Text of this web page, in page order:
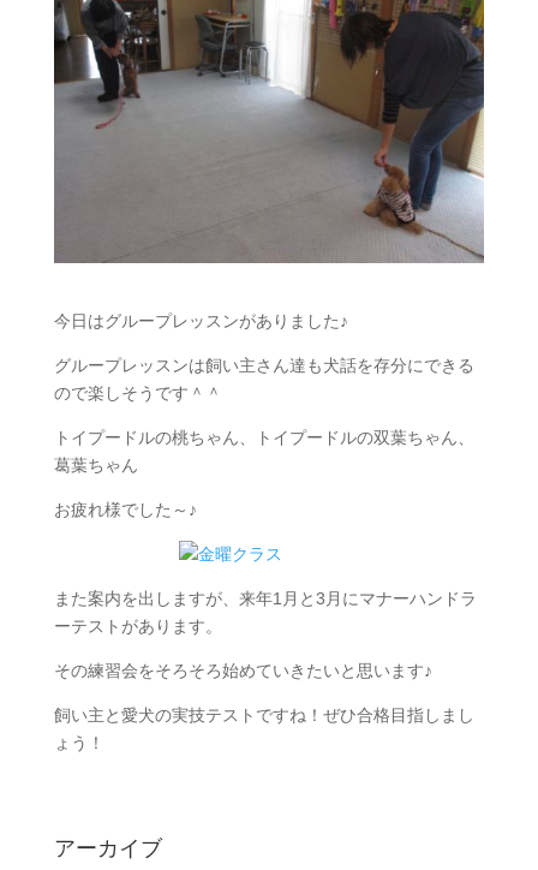
今日はグループレッスンがありました♪
グループレッスンは飼い主さん達も犬話を存分にできる
ので楽しそうです＾＾
トイプードルの桃ちゃん、トイプードルの双葉ちゃん、
葛葉ちゃん
お疲れ様でした～♪
また案内を出しますが、来年1月と3月にマナーハンドラ
ーテストがあります。
その練習会をそろそろ始めていきたいと思います♪
飼い主と愛犬の実技テストですね！ぜひ合格目指しまし
ょう！
アーカイブ